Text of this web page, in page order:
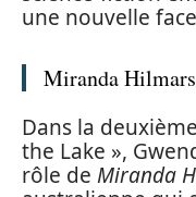
une nouvelle
Miranda
Dans la
the Lake »,
rôle de Miranda